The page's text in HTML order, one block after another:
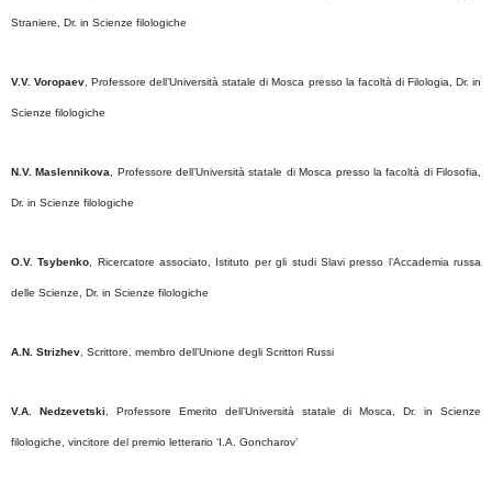
Straniere, Dr. in Scienze filologiche
V.V. Voropaev , Professore dell’Università statale di Mosca presso la facoltà di Filologia, Dr. in
Scienze filologiche
N.V. Maslennikova , Professore dell’Università statale di Mosca presso la facoltà di Filosofia,
Dr. in Scienze filologiche
O.V. Tsybenko , Ricercatore associato, Istituto per gli studi Slavi presso l’Accademia russa
delle Scienze, Dr. in Scienze filologiche
A.N. Strizhev , Scrittore, membro dell’Unione degli Scrittori Russi
V.A. Nedzevetski , Professore Emerito dell’Università statale di Mosca, Dr. in Scienze
filologiche, vincitore del premio letterario ‘I.A. Goncharov’